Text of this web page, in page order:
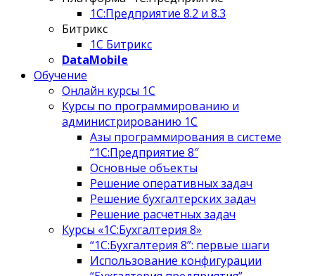
1С:Предприятие 8.2 и 8.3
Битрикс
1С Битрикс
DataMobile
Обучение
Онлайн курсы 1С
Курсы по программированию и
администрированию 1С
Азы программирования в системе
“1С:Предприятие 8″
Основные объекты
Решение оперативных задач
Решение бухгалтерских задач
Решение расчетных задач
Курсы «1С:Бухгалтерия 8»
“1С:Бухгалтерия 8”: первые шаги
Использование конфигурации